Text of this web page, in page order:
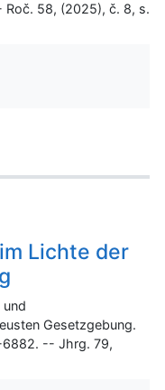
58, (2025), č. 8, s.
Lichte der
und
Gesetzgebung.
-- Jhrg. 79,